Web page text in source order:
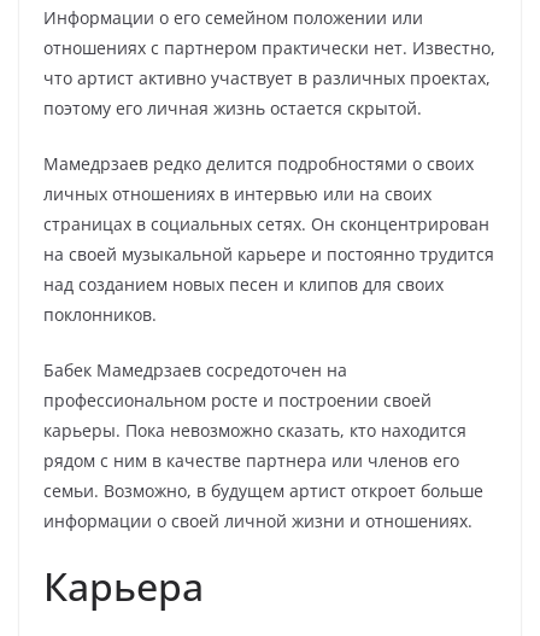
Информации о его семейном положении или
отношениях с партнером практически нет. Известно,
что артист активно участвует в различных проектах,
поэтому его личная жизнь остается скрытой.
Мамедрзаев редко делится подробностями о своих
личных отношениях в интервью или на своих
страницах в социальных сетях. Он сконцентрирован
на своей музыкальной карьере и постоянно трудится
над созданием новых песен и клипов для своих
поклонников.
Бабек Мамедрзаев сосредоточен на
профессиональном росте и построении своей
карьеры. Пока невозможно сказать, кто находится
рядом с ним в качестве партнера или членов его
семьи. Возможно, в будущем артист откроет больше
информации о своей личной жизни и отношениях.
Карьера